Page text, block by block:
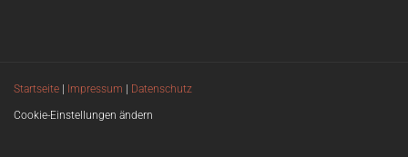
Startseite Impressum Datenschutz
Cookie-Einstellungen ändern